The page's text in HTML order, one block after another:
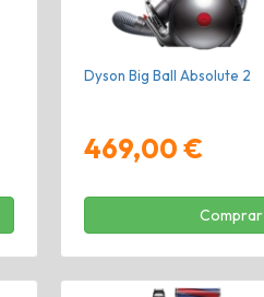
Dyson Big Ball Absolute 2
469,00 €
Comprar